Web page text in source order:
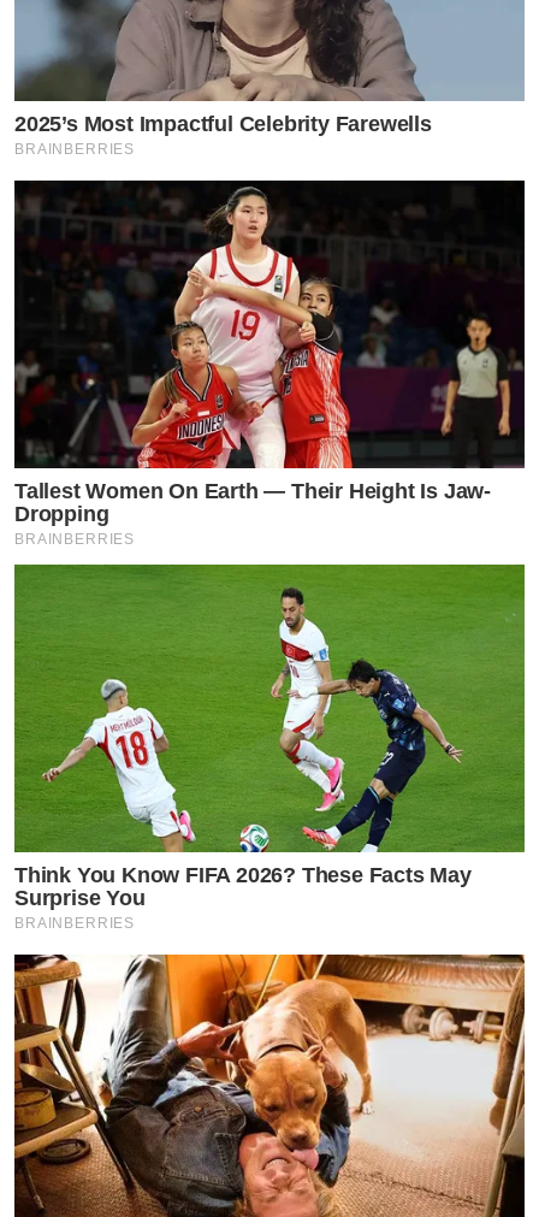
2025’s Most Impactful Celebrity Farewells
BRAINBERRIES
Tallest Women On Earth — Their Height Is Jaw-
Dropping
BRAINBERRIES
Think You Know FIFA 2026? These Facts May
Surprise You
BRAINBERRIES